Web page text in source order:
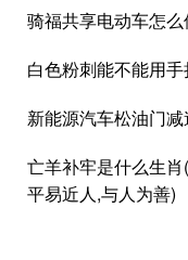
骑福共享电动车怎
白色粉刺能不能用
新能源汽车松油门
亡羊补牢是什么生
平易近人,与人为善)